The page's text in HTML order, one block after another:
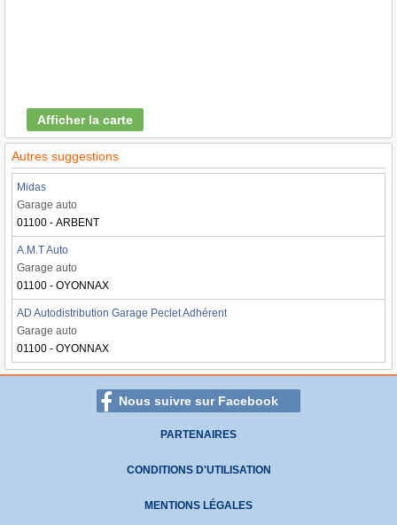
Afficher la carte
Autres suggestions
Midas
Garage auto
01100 - ARBENT
A.M.T Auto
Garage auto
01100 - OYONNAX
AD Autodistribution Garage Peclet Adhérent
Garage auto
01100 - OYONNAX
Nous suivre sur Facebook
PARTENAIRES
CONDITIONS D'UTILISATION
MENTIONS LÉGALES